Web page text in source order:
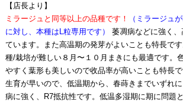
【店長より】
ミラージュと同等以上の品種です！
（ミラージュ
に対し、本種はL粒専用です）
萎凋病などに強く
ています。また高温期の発芽がよいことも特長で
種/栽培が難しい８月〜１０月まきにも最適です。
やすく葉形も美しいので收品率が高いことも特長
生育が早いので、低温期から、春蒔きまでいずれ
病に強く、R7抵抗性です。低温多湿期に期に問題